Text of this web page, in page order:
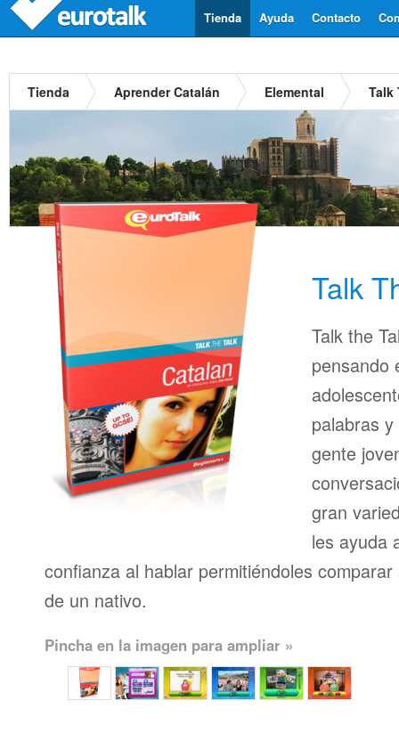
Contacto
Ayuda
Tienda
Tienda Aprender Catalán Elemental Talk
Talk
Talk the
pensando
palabras
gente
gran
les ayuda
confianza al hablar permitiéndoles
de un nativo.
Pincha en la imagen para ampliar »